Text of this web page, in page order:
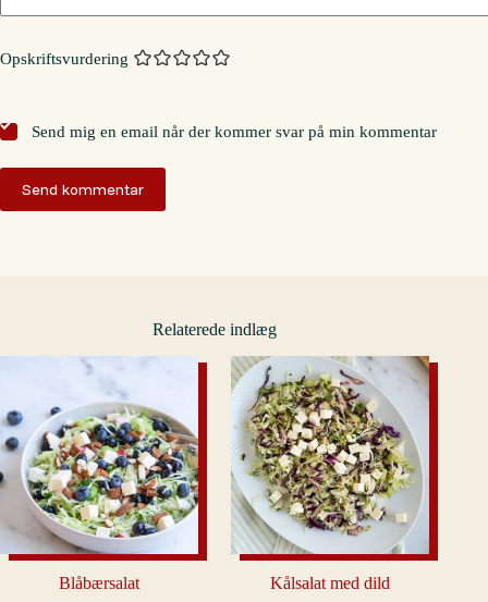
Opskriftsvurdering
Send mig en email når der kommer svar på min kommentar
Send kommentar
Relaterede indlæg
Blåbærsalat Kålsalat med dild